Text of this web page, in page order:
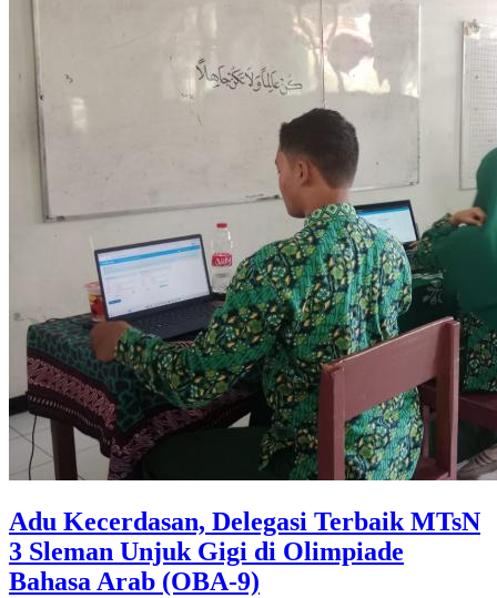
Adu Kecerdasan, Delegasi Terbaik MTsN
3 Sleman Unjuk Gigi di Olimpiade
Bahasa Arab (OBA-9)